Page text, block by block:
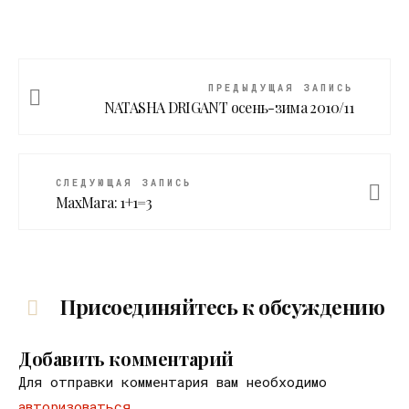
ПРЕДЫДУЩАЯ ЗАПИСЬ
NATASHA DRIGANT осень-зима 2010/11
СЛЕДУЮЩАЯ ЗАПИСЬ
MaxMara: 1+1=3
Присоединяйтесь к обсуждению
Добавить комментарий
Для отправки комментария вам необходимо